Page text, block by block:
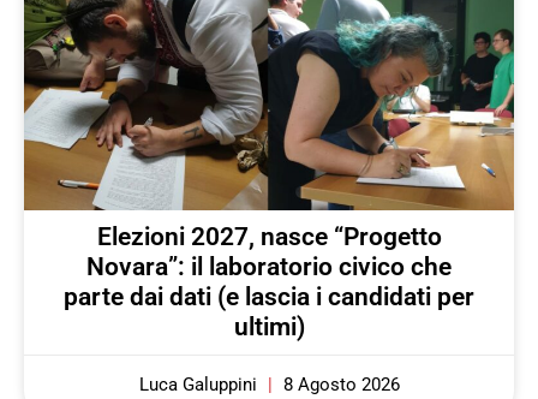
Elezioni 2027, nasce “Progetto
Novara”: il laboratorio civico che
parte dai dati (e lascia i candidati per
ultimi)
Luca Galuppini 8 Agosto 2026